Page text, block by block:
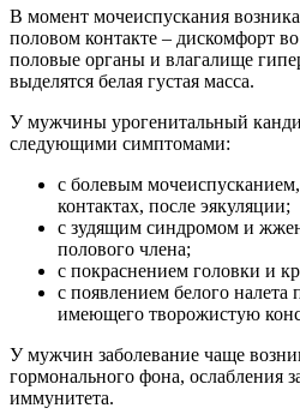
В момент мочеиспускания
половом контакте – дискомфорт
половые органы и влагалище
выделятся белая густая масса.
У мужчины урогенитальный
следующими симптомами:
с болевым
контактах, после эякуляции;
с зудящим синдромом и
полового члена;
с покраснением головки и
с появлением белого налета
имеющего творожистую
У мужчин заболевание чаще
гормонального фона, ослабления
иммунитета.